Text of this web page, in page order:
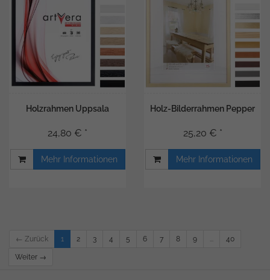
Holzrahmen Uppsala
24,80 € *
Mehr Informationen
Holz-Bilderrahmen Pepper
25,20 € *
Mehr Informationen
← Zurück 1 2 3 4 5 6 7 8 9 ... 40
Weiter →